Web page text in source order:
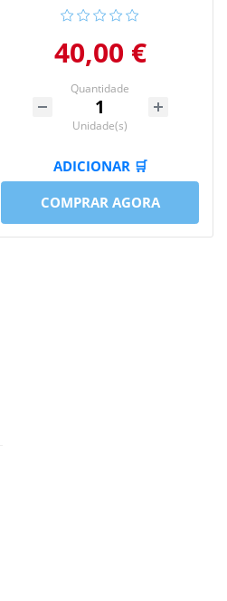
40,00 €
Quantidade
Unidade(s)
ADICIONAR 🛒
COMPRAR AGORA